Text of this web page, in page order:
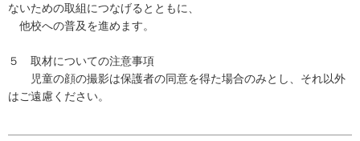
ないための取組につなげるとともに、
他校への普及を進めます。
５ 取材についての注意事項
児童の顔の撮影は保護者の同意を得た場合のみとし、それ以外
はご遠慮ください。